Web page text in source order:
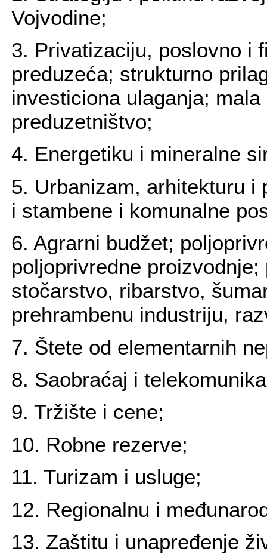
Vojvodine;
3. Privatizaciju, poslovno i
preduzeća; strukturno
investiciona ulaganja;
preduzetništvo;
4. Energetiku i mineralne
5. Urbanizam, arhitekturu i
i stambene i komunalne
6. Agrarni budžet;
poljoprivredne
stočarstvo, ribarstvo,
prehrambenu industriju,
7. Štete od elementarnih
8. Saobraćaj i
9. Tržište i cene;
10. Robne rezerve;
11. Turizam i usluge;
12. Regionalnu i
13. Zaštitu i unapređenje